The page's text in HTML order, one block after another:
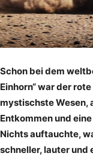
Schon bei dem
Einhorn“ war der
mystischste Wesen,
Entkommen und
Nichts auftauchte,
schneller, lauter und